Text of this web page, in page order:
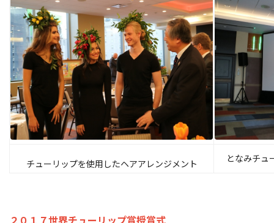
チューリップを使用したヘアアレンジメント となみチュ
２０１７世界チューリップ賞授賞式